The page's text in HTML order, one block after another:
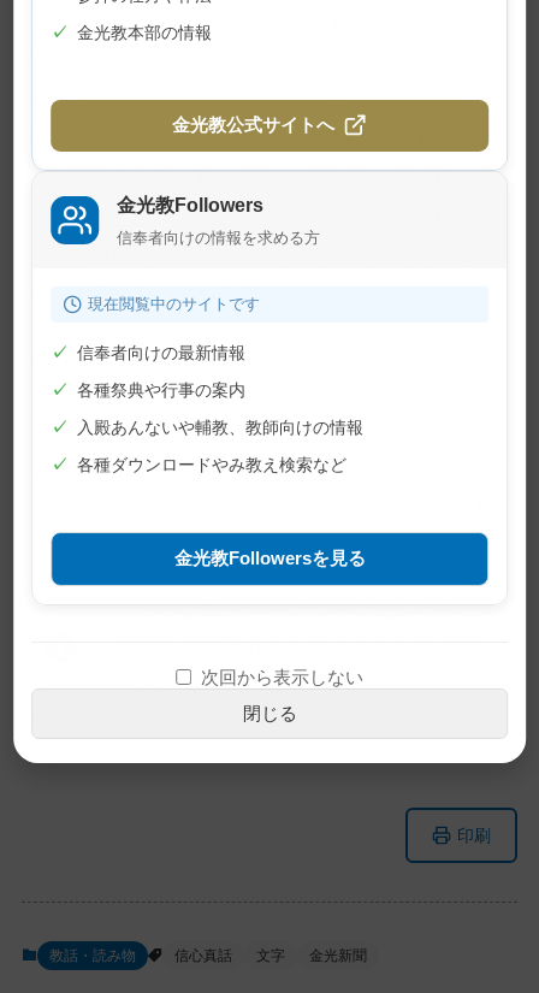
と、とても不思議な思いになりました。そして、
験できたのは、先生の深い祈りがあって、神様が
道をつけてくださったのだと素直に思えました。
合格発表の日、私に代わって会場へ見に行って
くれたいとこからの吉報を知らせる電話を切る
と、一刻も早く先生にお知らせしようと、寒風の
中、自転車のペダルを力強く踏み込みました。
※このお話は実話をもとに執筆されたものです
が、登場人物は仮名を原則としています
（「心に届く信心真話」金光新聞2017年1月22日号
す。ご了承ください。
印刷
教話・読み物 信心真話 文字 金光新聞
✓ 金光教本部の情報
金光教公式サイトへ
金光教Followers
信奉者向けの情報を求める方
現在閲覧中のサイトです
✓ 信奉者向けの最新情報
✓ 各種祭典や行事の案内
✓ 入殿あんないや輔教、教師向けの情報
✓ 各種ダウンロードやみ教え検索など
金光教Followersを見る
次回から表示しない
閉じる